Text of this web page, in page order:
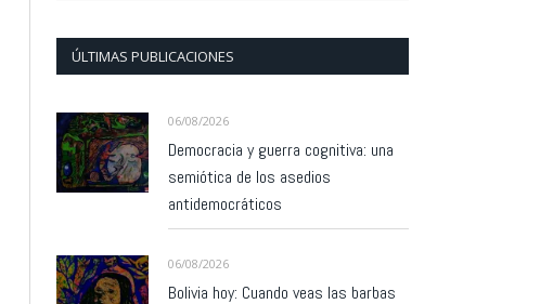
ÚLTIMAS PUBLICACIONES
06/08/2026
Democracia y guerra cognitiva: una
semiótica de los asedios
antidemocráticos
06/08/2026
Bolivia hoy: Cuando veas las barbas